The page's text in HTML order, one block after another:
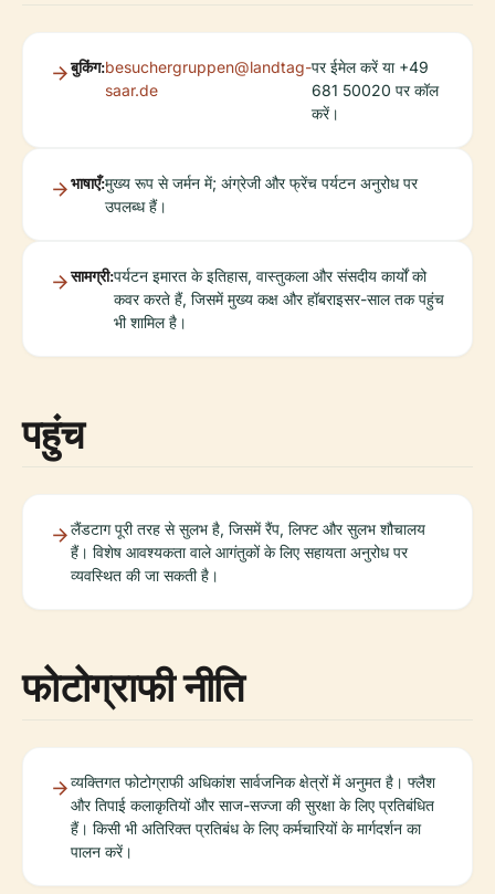
बुकिंग:besuchergruppen@landtag-
saar.de
पर ईमेल करें या +49
681 50020 पर कॉल
करें।
भाषाएँ:मुख्य रूप से जर्मन में; अंग्रेजी और फ्रेंच पर्यटन अनुरोध पर
उपलब्ध हैं।
सामग्री:पर्यटन इमारत के इतिहास, वास्तुकला और संसदीय कार्यों को
कवर करते हैं, जिसमें मुख्य कक्ष और हॉबराइसर-साल तक पहुंच
भी शामिल है।
पहुंच
लैंडटाग पूरी तरह से सुलभ है, जिसमें रैंप, लिफ्ट और सुलभ शौचालय
हैं। विशेष आवश्यकता वाले आगंतुकों के लिए सहायता अनुरोध पर
व्यवस्थित की जा सकती है।
फोटोग्राफी नीति
व्यक्तिगत फोटोग्राफी अधिकांश सार्वजनिक क्षेत्रों में अनुमत है। फ्लैश
और तिपाई कलाकृतियों और साज-सज्जा की सुरक्षा के लिए प्रतिबंधित
हैं। किसी भी अतिरिक्त प्रतिबंध के लिए कर्मचारियों के मार्गदर्शन का
पालन करें।